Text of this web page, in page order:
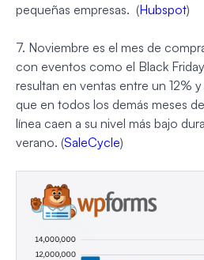
pequeñas empresas. (Hubspot)
7. Noviembre es el mes de
con eventos como el Black
resultan en ventas entre un 12%
que en todos los demás meses
línea caen a su nivel más bajo
verano. (SaleCycle)